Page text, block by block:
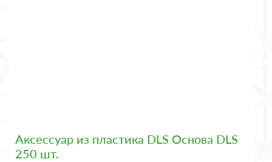
Аксессуар из пластика DLS Основа DLS
250 шт.